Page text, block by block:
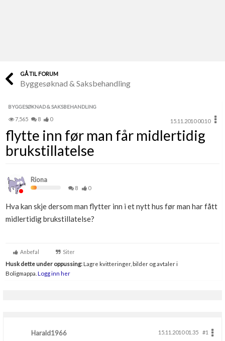
Finn håndverkere
Papirer som mangler
Skaff dokumentasjon som mangler
Se din bolig? Klikk her
GÅ TIL FORUM
Byggesøknad & Saksbehandling
BYGGESØKNAD & SAKSBEHANDLING
7,565 8 0 15.11.2010 00.10
flytte inn før man får midlertidig
brukstillatelse
Riona
8 0
Hva kan skje dersom man flytter inn i et nytt hus før man har fått
midlertidig brukstillatelse?
Anbefal Siter
Husk dette under oppussing:Lagre kvitteringer, bilder og avtaler i
Boligmappa. Logg inn her
Harald1966 15.11.2010 01.35
#1